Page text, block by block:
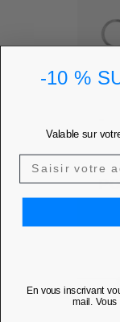
-10 %
Valable sur
En vous inscrivant
mail. Vous